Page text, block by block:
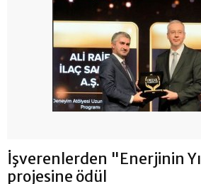
İşverenlerden "Enerjinin
projesine ödül